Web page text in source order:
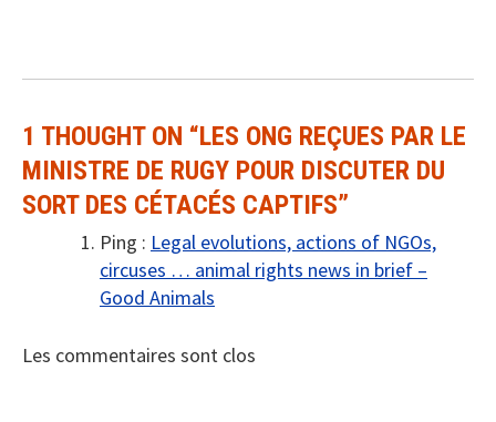
1 THOUGHT ON “LES ONG REÇUES PAR LE
MINISTRE DE RUGY POUR DISCUTER DU
SORT DES CÉTACÉS CAPTIFS”
Ping : Legal evolutions, actions of NGOs,
circuses … animal rights news in brief –
Good Animals
Les commentaires sont clos